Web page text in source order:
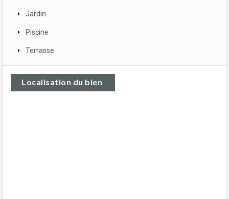
Jardin
Piscine
Terrasse
Localisation du bien